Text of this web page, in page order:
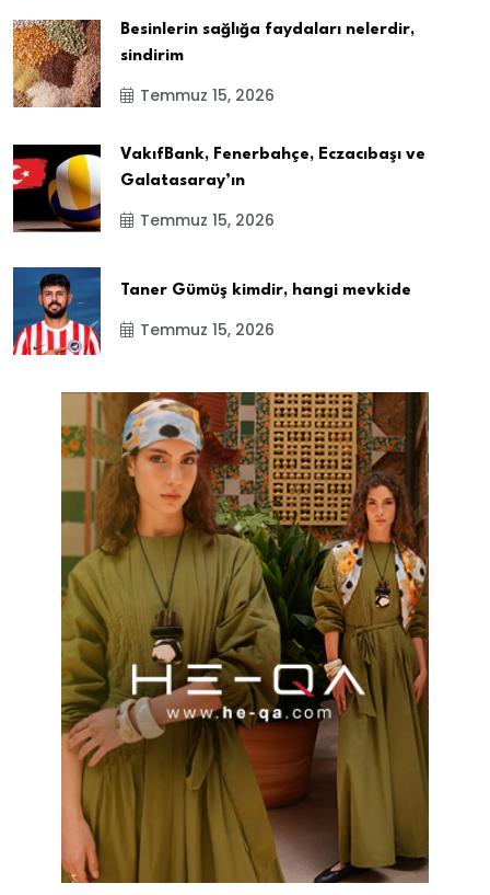
Besinlerin sağlığa faydaları nelerdir,
sindirim
Temmuz 15, 2026
VakıfBank, Fenerbahçe, Eczacıbaşı ve
Galatasaray’ın
Temmuz 15, 2026
Taner Gümüş kimdir, hangi mevkide
Temmuz 15, 2026